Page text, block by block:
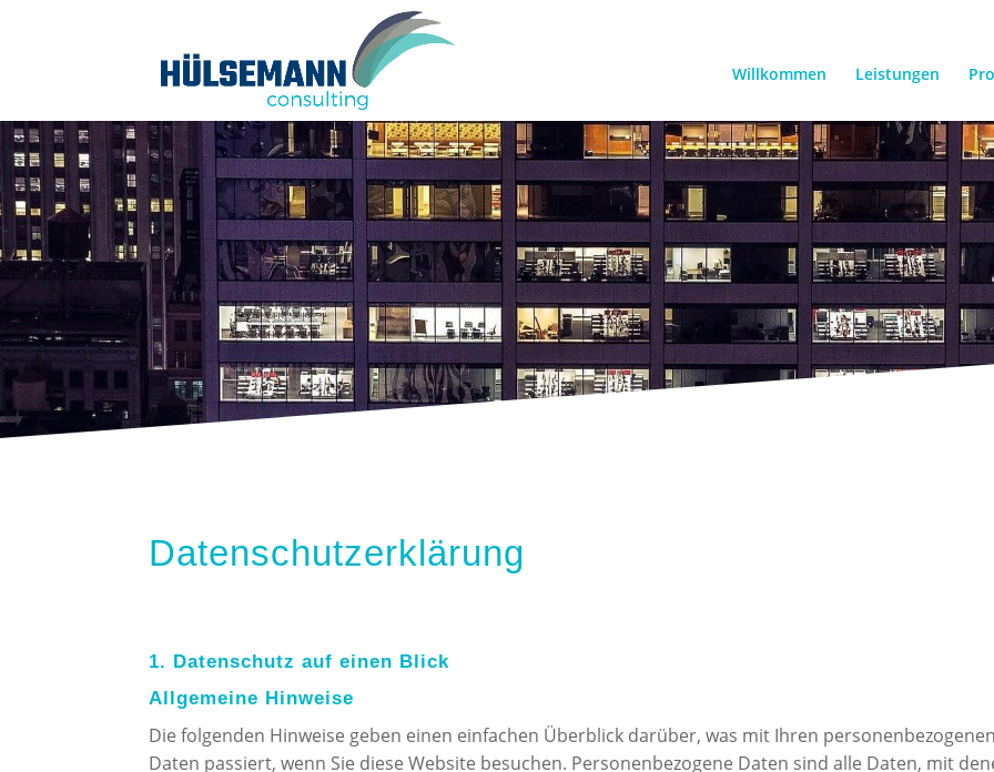
Willkommen Leistungen
Datenschutzerklärung
1. Datenschutz auf einen Blick
Allgemeine Hinweise
Die folgenden Hinweise geben einen einfachen Überblick darüber, was mit Ihren personenbezogenen
Daten passiert, wenn Sie diese Website besuchen. Personenbezogene Daten sind alle Daten, mit